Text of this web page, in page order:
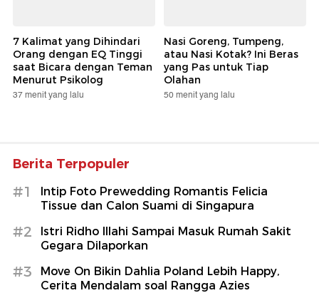
7 Kalimat yang Dihindari
Orang dengan EQ Tinggi
saat Bicara dengan Teman
Menurut Psikolog
37 menit yang lalu
Nasi Goreng, Tumpeng,
atau Nasi Kotak? Ini Beras
yang Pas untuk Tiap
Olahan
50 menit yang lalu
Berita Terpopuler
#1
Intip Foto Prewedding Romantis Felicia
Tissue dan Calon Suami di Singapura
#2
Istri Ridho Illahi Sampai Masuk Rumah Sakit
Gegara Dilaporkan
#3
Move On Bikin Dahlia Poland Lebih Happy,
Cerita Mendalam soal Rangga Azies